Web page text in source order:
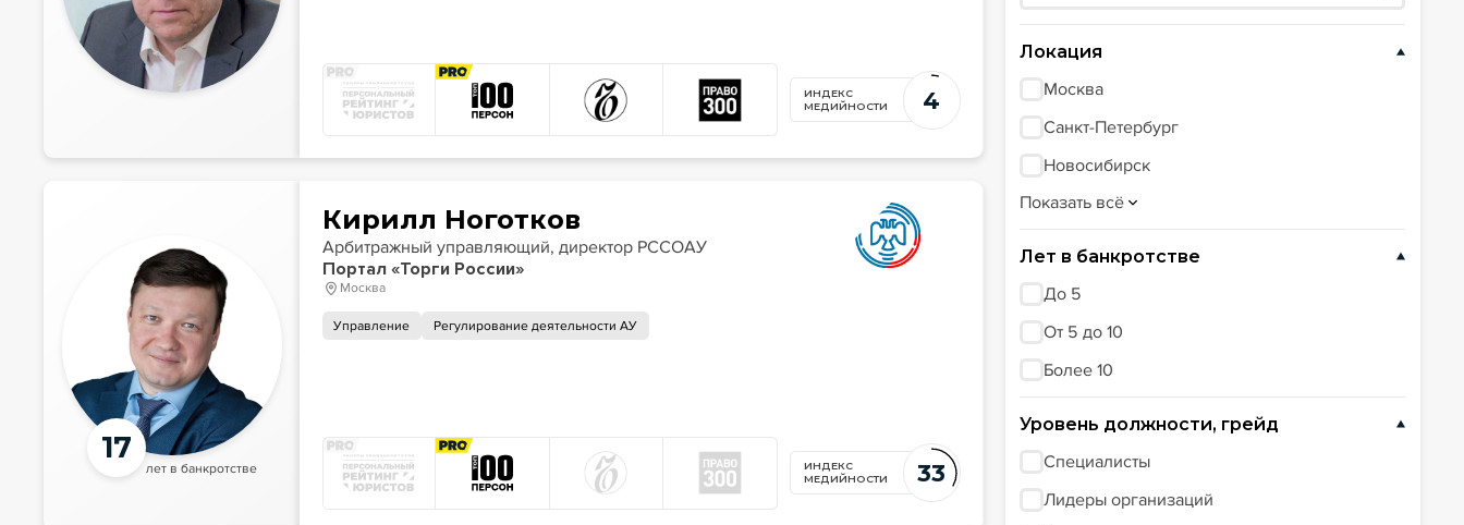
ИНДЕКС
МЕДИЙНОСТИ
4
17
лет в банкротстве
Кирилл Ноготков
Арбитражный управляющий, директор РССОАУ
Портал «Торги России»
Москва
Управление Регулирование деятельности АУ
ИНДЕКС
МЕДИЙНОСТИ
33
Локация
Москва
Санкт-Петербург
Новосибирск
Показать всё
Лет в банкротстве
До 5
От 5 до 10
Более 10
Уровень должности, грейд
Специалисты
Лидеры организаций